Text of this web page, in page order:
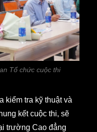
Tổ chức cuộc thi
kiểm tra kỹ thuật và
kết cuộc thi, sẽ
trường Cao đẳng